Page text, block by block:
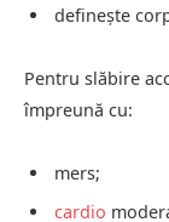
definește
Pentru slăbire
împreună cu:
mers;
cardio